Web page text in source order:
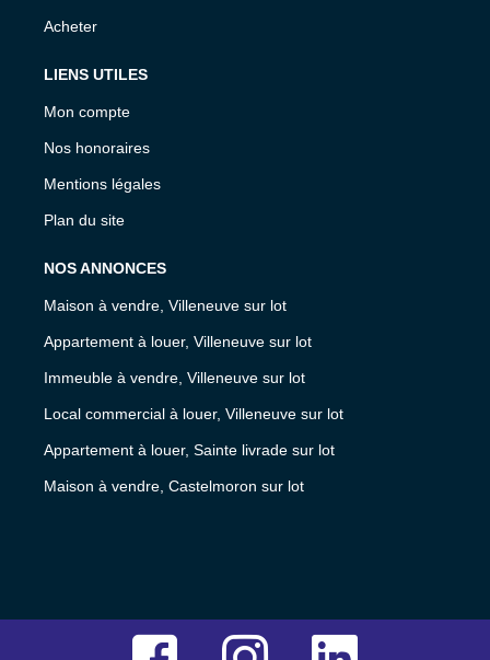
Acheter
LIENS UTILES
Mon compte
Nos honoraires
Mentions légales
Plan du site
NOS ANNONCES
Maison à vendre, Villeneuve sur lot
Appartement à louer, Villeneuve sur lot
Immeuble à vendre, Villeneuve sur lot
Local commercial à louer, Villeneuve sur lot
Appartement à louer, Sainte livrade sur lot
Maison à vendre, Castelmoron sur lot